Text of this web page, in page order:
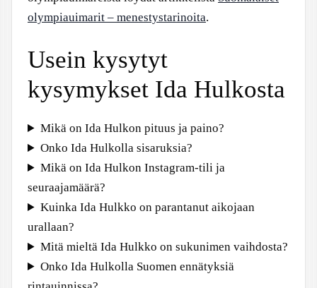
olympiauimarit – menestystarinoita.
Usein kysytyt
kysymykset Ida Hulkosta
Mikä on Ida Hulkon pituus ja paino?
Onko Ida Hulkolla sisaruksia?
Mikä on Ida Hulkon Instagram-tili ja
seuraajamäärä?
Kuinka Ida Hulkko on parantanut aikojaan
urallaan?
Mitä mieltä Ida Hulkko on sukunimen vaihdosta?
Onko Ida Hulkolla Suomen ennätyksiä